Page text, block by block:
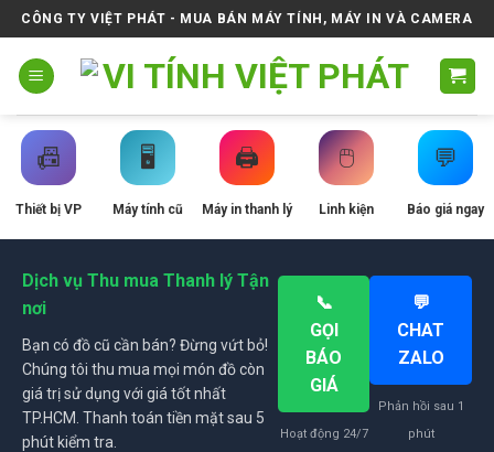
Skip
to
content
CÔNG TY VIỆT PHÁT - MUA BÁN MÁY TÍNH, MÁY IN VÀ CAMERA
📠
Thiết bị VP
🖥️
Máy tính cũ
🖨️
Máy in thanh lý
🖱️
Linh kiện
💬
Báo giá ngay
Dịch vụ Thu mua Thanh lý Tận
nơi
Bạn có đồ cũ cần bán? Đừng vứt bỏ!
Chúng tôi thu mua mọi món đồ còn
giá trị sử dụng với giá tốt nhất
TP.HCM. Thanh toán tiền mặt sau 5
phút kiểm tra.
📞
GỌI
BÁO
GIÁ
Hoạt động 24/7
💬
CHAT
ZALO
Phản hồi sau 1
phút